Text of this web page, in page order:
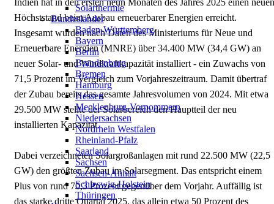
Solarthermie
Bundesländer
Baden-Württemberg
Bayern
Berlin
Brandenburg
Bremen
Hamburg
Hessen
Mecklenburg-Vorpommern
Niedersachsen
Nordrhein Westfalen
Rheinland-Pfalz
Saarland
Sachsen
Sachsen-Anhalt
Schleswig-Holstein
Thüringen
Indien hat in den ersten neun Monaten des Jahres 2025 einen neuen
Höchststand beim Ausbau erneuerbarer Energien erreicht.
Insgesamt wurden nach Daten des Ministeriums für Neue und
Erneuerbare Energien (MNRE) über 34.400 MW (34,4 GW) an
neuer Solar- und Windkraftkapazität installiert - ein Zuwachs von
71,5 Prozent im Vergleich zum Vorjahreszeitraum. Damit übertraf
der Zubau bereits das gesamte Jahresvolumen von 2024. Mit etwa
29.500 MW stellte der Solarbereich den Hauptteil der neu
installierten Kapazität.
Dabei verzeichneten Solargroßanlagen mit rund 22.500 MW (22,5
GW) den größten Zubau im Solarsegment. Das entspricht einem
Plus von rund 70,3 Prozent gegenüber dem Vorjahr. Auffällig ist
das starke dritte Quartal 2025, das allein etwa 50 Prozent des